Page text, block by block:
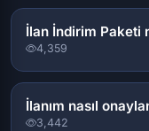
İlan İndirim Paketi
4,359
İlanım nasıl
3,442